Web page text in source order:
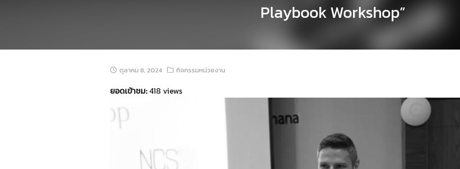
Playbook Workshop”
ตุลาคม 8, 2024 กิจกรรมหน่วยงาน
ยอดเข้าชม:418 views